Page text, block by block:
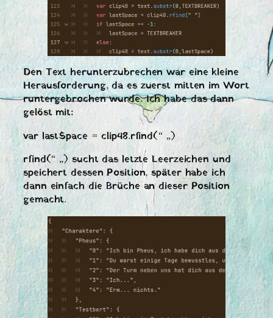
Den Text herunterzubrechen war eine kleine
Herausforderung, da es zuerst mitten im Wort
runtergebrochen wurde. Ich habe das dann
gelöst mit:
var lastSpace = clip48.rfind(“ „)
rfind(“ „) sucht das letzte Leerzeichen und
speichert dessen Position, später habe ich
dann einfach die Brüche an dieser Position
gemacht.